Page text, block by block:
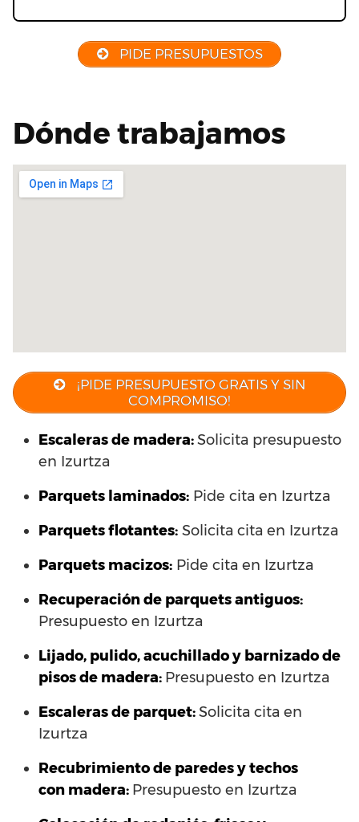
PIDE PRESUPUESTOS
Dónde trabajamos
¡PIDE PRESUPUESTO GRATIS Y SIN
COMPROMISO!
Escaleras de madera:Solicita presupuesto
en Izurtza
Parquets laminados: Pide cita en Izurtza
Parquets flotantes: Solicita cita en Izurtza
Parquets macizos: Pide cita en Izurtza
Recuperación de parquets antiguos:
Presupuesto en Izurtza
Lijado, pulido, acuchillado y barnizado de
pisos de madera: Presupuesto en Izurtza
Escaleras de parquet:Solicita cita en
Izurtza
Recubrimiento de paredes y techos
con madera: Presupuesto en Izurtza